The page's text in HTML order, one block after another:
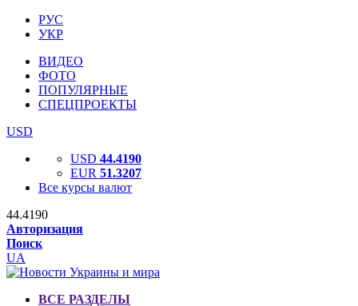
РУС
УКР
ВИДЕО
ФОТО
ПОПУЛЯРНЫЕ
СПЕЦПРОЕКТЫ
USD
USD 44.4190
EUR 51.3207
Все курсы валют
44.4190
Авторизация
Поиск
UA
ВСЕ РАЗДЕЛЫ